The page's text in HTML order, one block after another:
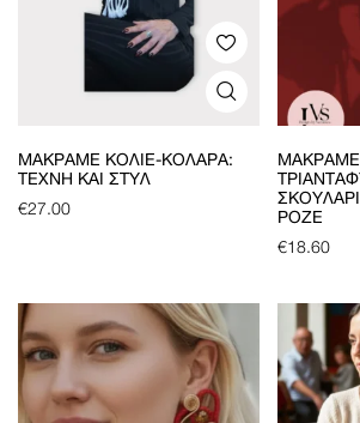
ΜΑΚΡΑΜΈ ΚΟΛΙΈ-ΚΟΛΆΡΑ:
ΤΈΧΝΗ ΚΑΙ ΣΤΥΛ
€27.00
ΡΟΖΈ
€18.60